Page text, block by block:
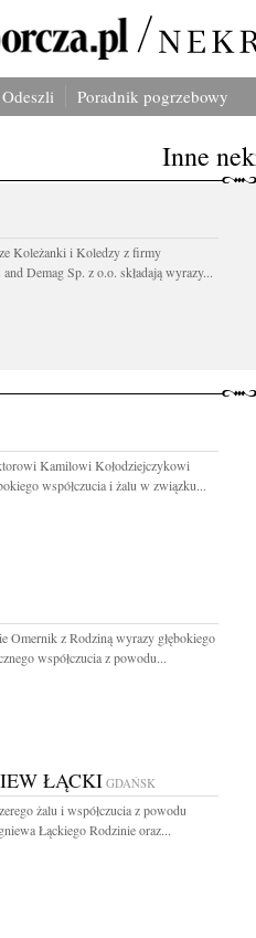
Odeszli Poradnik pogrzebowy
Inne
Koleżanki i Koledzy z firmy
Demag Sp. z o.o. składają wyrazy...
Kamilowi Kołodziejczykowi
współczucia i żalu w związku...
Omernik z Rodziną wyrazy głębokiego
współczucia z powodu...
ŁĄCKIGDAŃSK
żalu i współczucia z powodu
Łąckiego Rodzinie oraz...